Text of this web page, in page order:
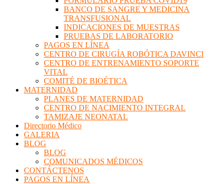
BANCO DE SANGRE Y MEDICINA
TRANSFUSIONAL
INDICACIONES DE MUESTRAS
PRUEBAS DE LABORATORIO
PAGOS EN LÍNEA
CENTRO DE CIRUGÍA ROBÓTICA DAVINCI
CENTRO DE ENTRENAMIENTO SOPORTE
VITAL
COMITÉ DE BIOÉTICA
MATERNIDAD
PLANES DE MATERNIDAD
CENTRO DE NACIMIENTO INTEGRAL
TAMIZAJE NEONATAL
Directorio Médico
GALERIA
BLOG
BLOG
COMUNICADOS MÉDICOS
CONTÁCTENOS
PAGOS EN LÍNEA